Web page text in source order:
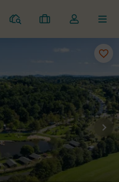
Campingplätze
Meine
Buchungen
Dropdown-
Menü
meines
öffnen